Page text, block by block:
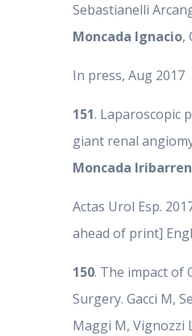
Sebastianelli
Moncada Ignacio,
In press, Aug 2017
151. Laparoscopic
giant renal
Moncada
Actas Urol Esp.
ahead of print]
150. The impact of
Surgery. Gacci M,
Maggi M, Vignozzi